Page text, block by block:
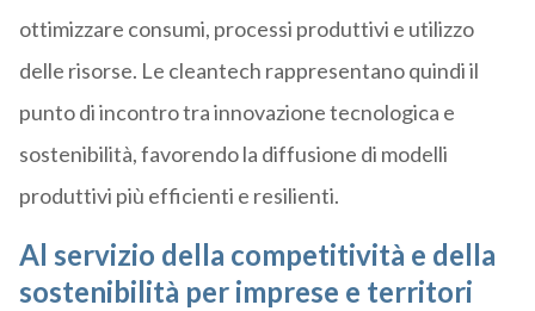
ottimizzare consumi, processi produttivi e utilizzo
delle risorse. Le cleantech rappresentano quindi il
punto di incontro tra innovazione tecnologica e
sostenibilità, favorendo la diffusione di modelli
produttivi più efficienti e resilienti.
Al servizio della competitività e della
sostenibilità per imprese e territori